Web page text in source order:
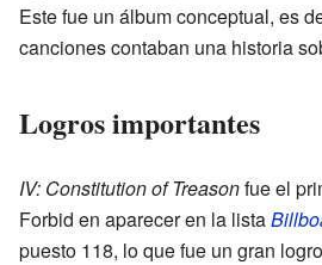
Este fue un álbum conceptual, es
canciones contaban una historia
Logros importantes
IV: Constitution of Treasonfue el
Forbid en aparecer en la lista
puesto 118, lo que fue un gran